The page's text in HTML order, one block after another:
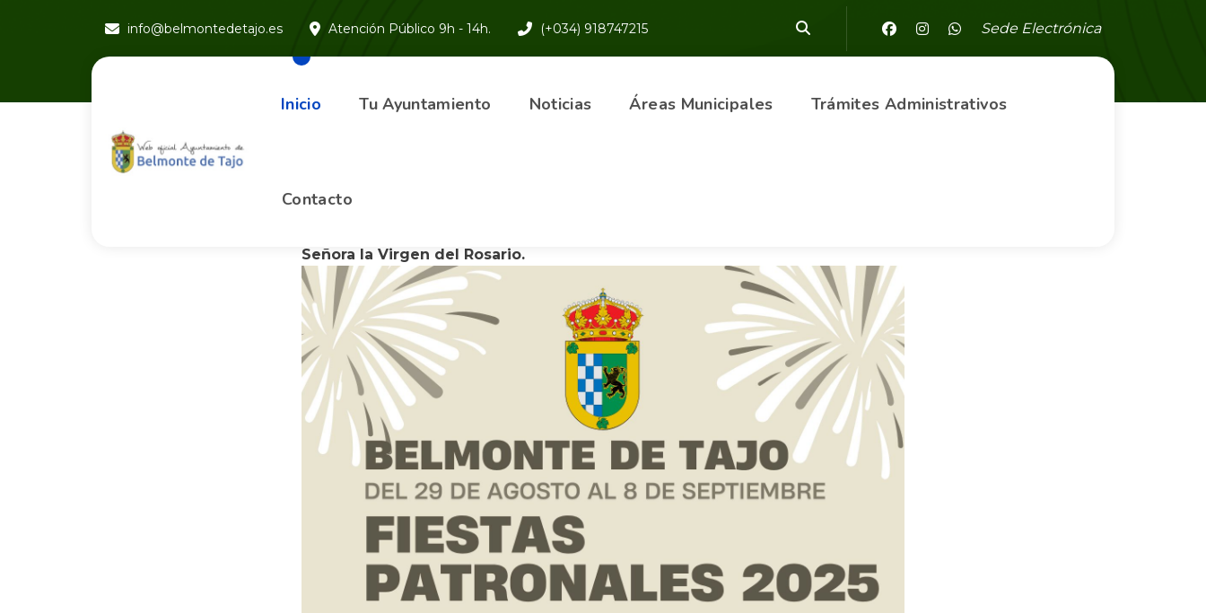
info@belmontedetajo.es Atención Público 9h - 14h. (+034) 918747215 Sede Electrónica
Inicio Tu Ayuntamiento Noticias Áreas Municipales Trámites Administrativos
Contacto
Señora la Virgen del Rosario.